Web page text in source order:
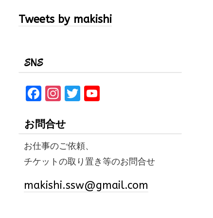
Tweets by makishi
SNS
F
ce
b
o
o
k
In
a
gr
a
m
T
te
r
T
u
b
e
お問合せ
お仕事のご依頼、
チケットの取り置き等のお問合せ
makishi.ssw@gmail.com